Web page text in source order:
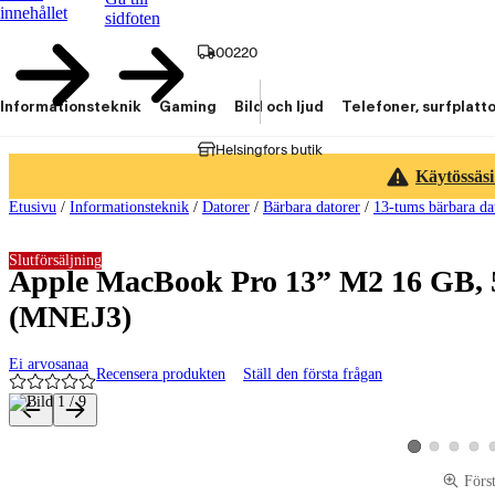
innehållet
sidfoten
00220
Helsingfors butik
Informationsteknik Gaming Bild och ljud Telefoner,
Etusivu / Informationsteknik / Datorer / Bärbara datorer / 13-tums bärbara
Apple MacBook Pro 13” M2 16
(MNEJ3)
Ei arvosanaa
Recensera produkten Ställ den första frågan
Slutförsäljning
Produktbilder och videor
Visa produktbild
Visa produktbild
Visa Visa